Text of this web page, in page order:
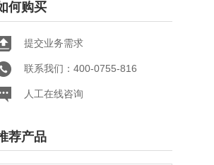
何购买
提交业务需求
联系我们：400-0755-816
人工在线咨询
荐产品